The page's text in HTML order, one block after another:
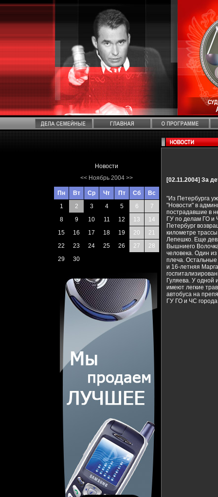
Новости
<< Ноябрь 2004 >>
Пн Вт Ср Чт Пт Сб
Вс
1
2 3 4 5 6
7
8
9 10 11 12 13
14
15
16 17 18 19 20
21
22
23 24 25 26 27
28
29
30
[02.11.2004] За
"Из Петербурга
"Новости" в
пострадавшие в
ГУ по делам ГО и
Петербург
километре
Лепешко. Еще
Вышниего
человека. Один
плеча.
и 16-летняя
Гуляева. У одной
имеют легкие
автобуса на
ГУ ГО и ЧС